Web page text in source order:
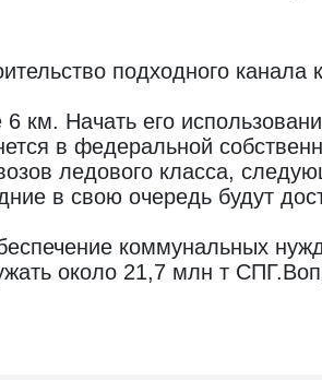
подходного канала
км. Начать его
в федеральной
ледового класса,
в свою очередь будут
коммунальных
около 21,7 млн т